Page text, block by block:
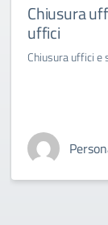
Chiusura
uffici
Chiusura uffici e